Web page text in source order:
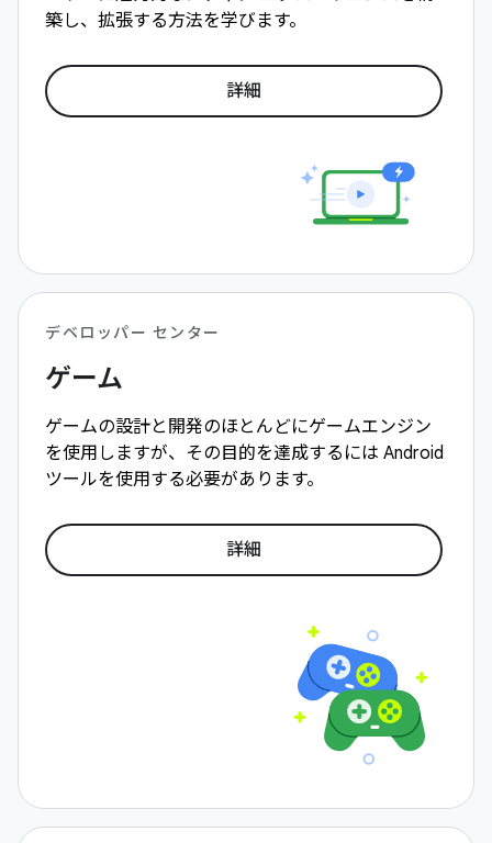
築し、拡張する方法を学びます。
詳細
デベロッパー センター
ゲーム
ゲームの設計と開発のほとんどにゲームエンジン
を使用しますが、その目的を達成するには Android
ツールを使用する必要があります。
詳細